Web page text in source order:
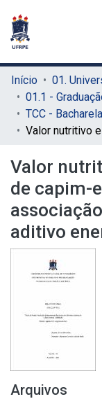
Início
01.1 -
Valor
de capim-
aditivo
Arquivos